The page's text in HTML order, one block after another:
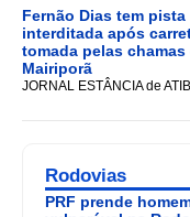
Fernão Dias tem pista
interditada após
tomada pelas chamas
Mairiporã
JORNAL ESTÂNCIA de
Rodovias
PRF prende